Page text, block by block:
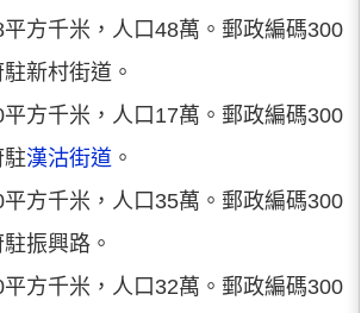
方千米，人口48萬。郵政編碼300
新村街道。
方千米，人口17萬。郵政編碼300
漢沽街道 。
方千米，人口35萬。郵政編碼300
振興路。
方千米，人口32萬。郵政編碼300